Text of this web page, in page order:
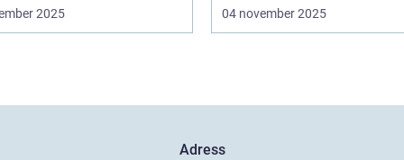
2025 04 november 2025
Adress